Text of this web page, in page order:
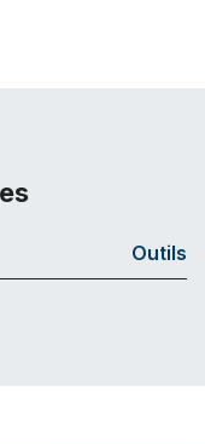
Outils